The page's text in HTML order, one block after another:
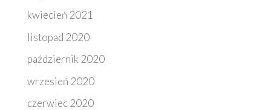
kwiecień 2021
listopad 2020
październik 2020
wrzesień 2020
czerwiec 2020